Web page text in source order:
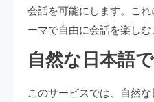
会話を可能にします。こ
ーマで自由に会話を楽しむ
自然な日本語
このサービスでは、自然